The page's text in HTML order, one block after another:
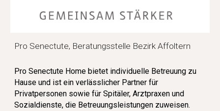
Pro Senectute, Beratungsstelle Bezirk Affoltern
Pro Senectute Home bietet individuelle Betreuung zu
Hause und ist ein verlässlicher Partner für
Privatpersonen sowie für Spitäler, Arztpraxen und
Sozialdienste, die Betreuungsleistungen zuweisen.